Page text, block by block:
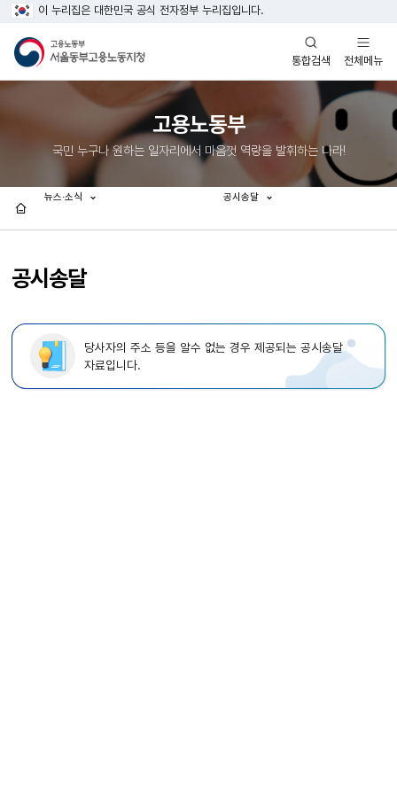
이 누리집은 대한민국 공식 전자정부 누리집입니다.
통합검색
열기
전체메뉴
열기
고용노동부
국민 누구나 원하는 일자리에서 마음껏 역량을 발휘하는 나라!
공시송달
뉴스·소식 공시송달
당사자의 주소 등을 알수 없는 경우 제공되는 공시송달
자료입니다.